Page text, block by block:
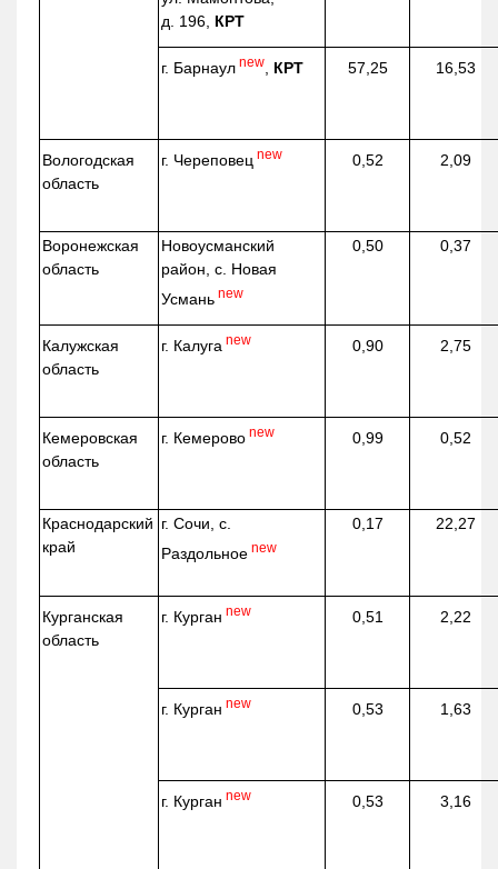
д. 196, КРТ
г. Барнаул new КРТ 57,25 16,53
Вологодская
область
г. Череповец new 0,52 2,09
Воронежская
область
Новоусманский
район, с. Новая
Усмань new
0,50 0,37
Калужская
область
г. Калуга new 0,90 2,75
Кемеровская
область
г. Кемерово new 0,99 0,52
Краснодарский
край
г. Сочи, с.
Раздольное new
0,17 22,27
Курганская
область
г. Курган new 0,51 2,22
г. Курган new 0,53 1,63
г. Курган new 0,53 3,16